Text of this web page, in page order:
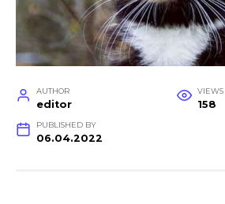
AUTHOR
editor
VIEWS
158
PUBLISHED BY
06.04.2022